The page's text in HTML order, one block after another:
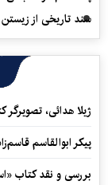
سند تاریخی از
ژیلا هدائی،
پیکر ابوالقاسم
بررسی و نقد کتاب